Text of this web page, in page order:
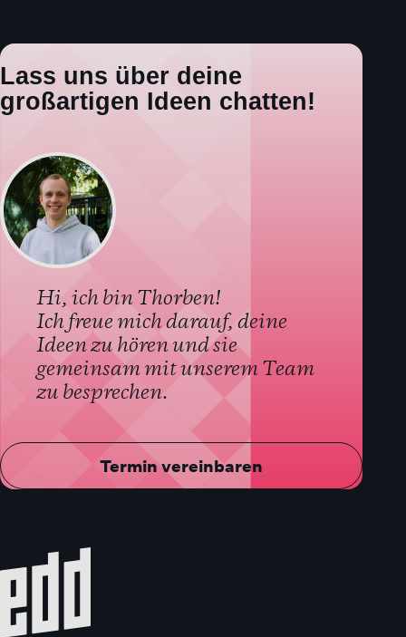
Lass uns über deine
großartigen Ideen chatten!
Hi, ich bin Thorben!
Ich freue mich darauf, deine
Ideen zu hören und sie
gemeinsam mit unserem Team
zu besprechen.
Termin vereinbaren